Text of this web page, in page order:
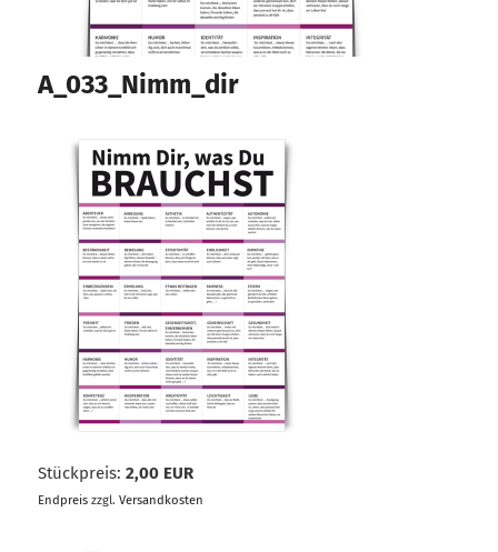
A_033_Nimm_dir
Stückpreis: 2,00 EUR
Endpreiszzgl. Versandkosten